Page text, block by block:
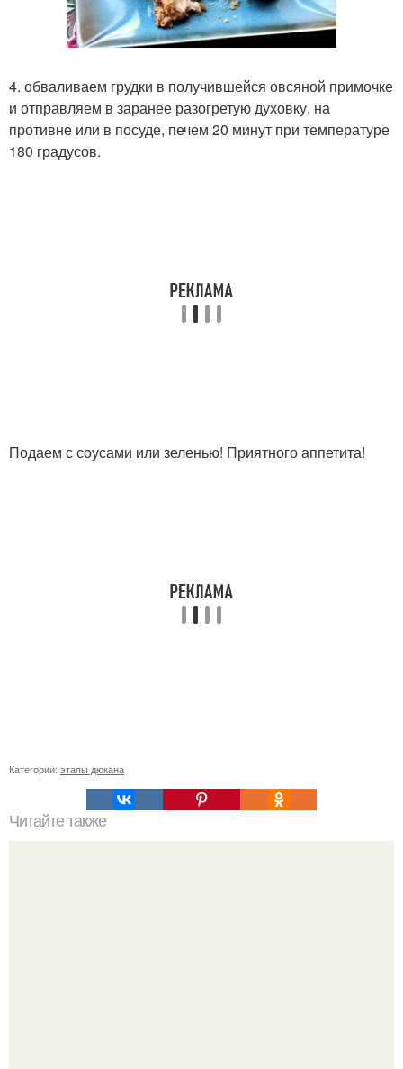
4. обваливаем грудки в получившейся овсяной примочке
и отправляем в заранее разогретую духовку, на
противне или в посуде, печем 20 минут при температуре
180 градусов.
Подаем с соусами или зеленью! Приятного аппетита!
Категории: этапы дюкана
Читайте также